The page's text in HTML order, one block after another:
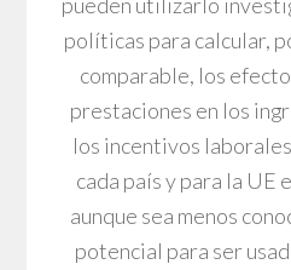
políticas para calcular,
comparable, los
prestaciones en los
los incentivos
cada país y para la UE
aunque sea menos
potencial para ser